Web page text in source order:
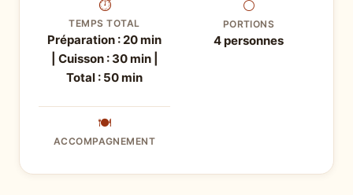
⏱
TEMPS TOTAL
Préparation : 20 min
| Cuisson : 30 min |
Total : 50 min
⚪
PORTIONS
4 personnes
🍽
ACCOMPAGNEMENT